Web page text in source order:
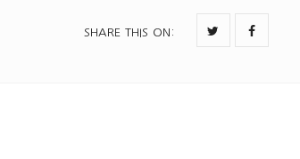
SHARE THIS ON :